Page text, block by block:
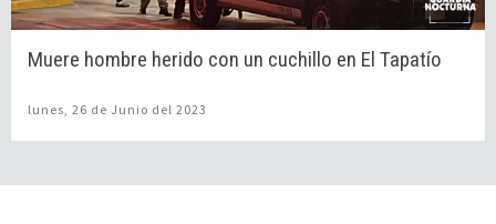
Muere hombre herido con un cuchillo en El Tapatío
lunes, 26 de Junio del 2023